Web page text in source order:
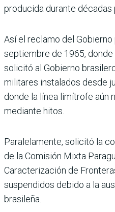
producida durante décadas
Así el reclamo del
septiembre de 1965,
solicitó al Gobierno
militares instalados desde
donde la línea limítrofe aún
mediante hitos.
Paralelamente, solicitó la
de la Comisión Mixta
Caracterización de
suspendidos debido a la
brasileña.